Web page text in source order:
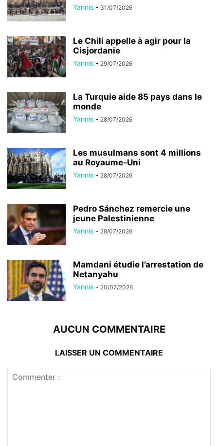
Yannis - 31/07/2026
Le Chili appelle à agir pour la
Cisjordanie
Yannis - 29/07/2026
La Turquie aide 85 pays dans le
monde
Yannis - 28/07/2026
Les musulmans sont 4 millions
au Royaume-Uni
Yannis - 28/07/2026
Pedro Sánchez remercie une
jeune Palestinienne
Yannis - 28/07/2026
Mamdani étudie l’arrestation de
Netanyahu
Yannis - 20/07/2026
AUCUN COMMENTAIRE
LAISSER UN COMMENTAIRE